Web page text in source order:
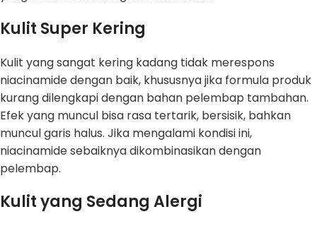
Kulit Super Kering
Kulit yang sangat kering kadang tidak merespons
niacinamide dengan baik, khususnya jika formula produk
kurang dilengkapi dengan bahan pelembap tambahan.
Efek yang muncul bisa rasa tertarik, bersisik, bahkan
muncul garis halus. Jika mengalami kondisi ini,
niacinamide sebaiknya dikombinasikan dengan
pelembap.
Kulit yang Sedang Alergi